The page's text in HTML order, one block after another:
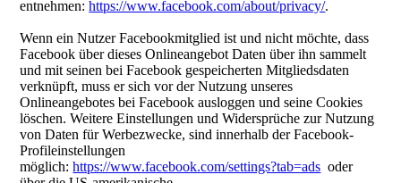
entnehmen:https://www.facebook.com/about/privacy/.
Wenn ein Nutzer Facebookmitglied ist und nicht möchte, dass
Facebook über dieses Onlineangebot Daten über ihn sammelt
und mit seinen bei Facebook gespeicherten Mitgliedsdaten
verknüpft, muss er sich vor der Nutzung unseres
Onlineangebotes bei Facebook ausloggen und seine Cookies
löschen. Weitere Einstellungen und Widersprüche zur Nutzung
von Daten für Werbezwecke, sind innerhalb der Facebook-
Profileinstellungen
möglich:https://www.facebook.com/settings?tab=ads oder